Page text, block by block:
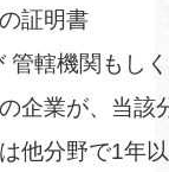
証明書
管轄機関もしく
企業が、当該
他分野で1年以